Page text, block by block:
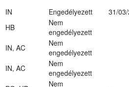
IN Engedélyezett
31/
HB
Nem
engedélyezett
IN, AC
Nem
engedélyezett
IN, AC
Nem
engedélyezett
Nem